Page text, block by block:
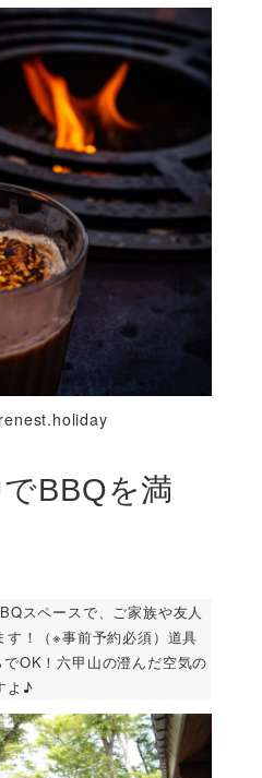
BBQを満
スペースで、ご家族や友人
！（※事前予約必須）道具
OK！六甲山の澄んだ空気の
よ♪